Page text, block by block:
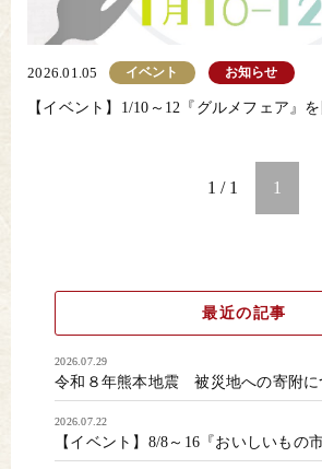
2026.01.05 イベント お知らせ
【イベント】1/10～12『グルメフェア』
1 / 1 1
最近の記事
2026.07.29
令和８年熊本地震 被災地への寄附に
2026.07.22
【イベント】8/8～16『おいしいもの